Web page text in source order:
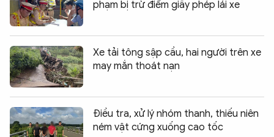
phạm bị trừ điểm giấy phép lái xe
Xe tải tông sập cầu, hai người trên xe
may mắn thoát nạn
Điều tra, xử lý nhóm thanh, thiếu niên
ném vật cứng xuống cao tốc